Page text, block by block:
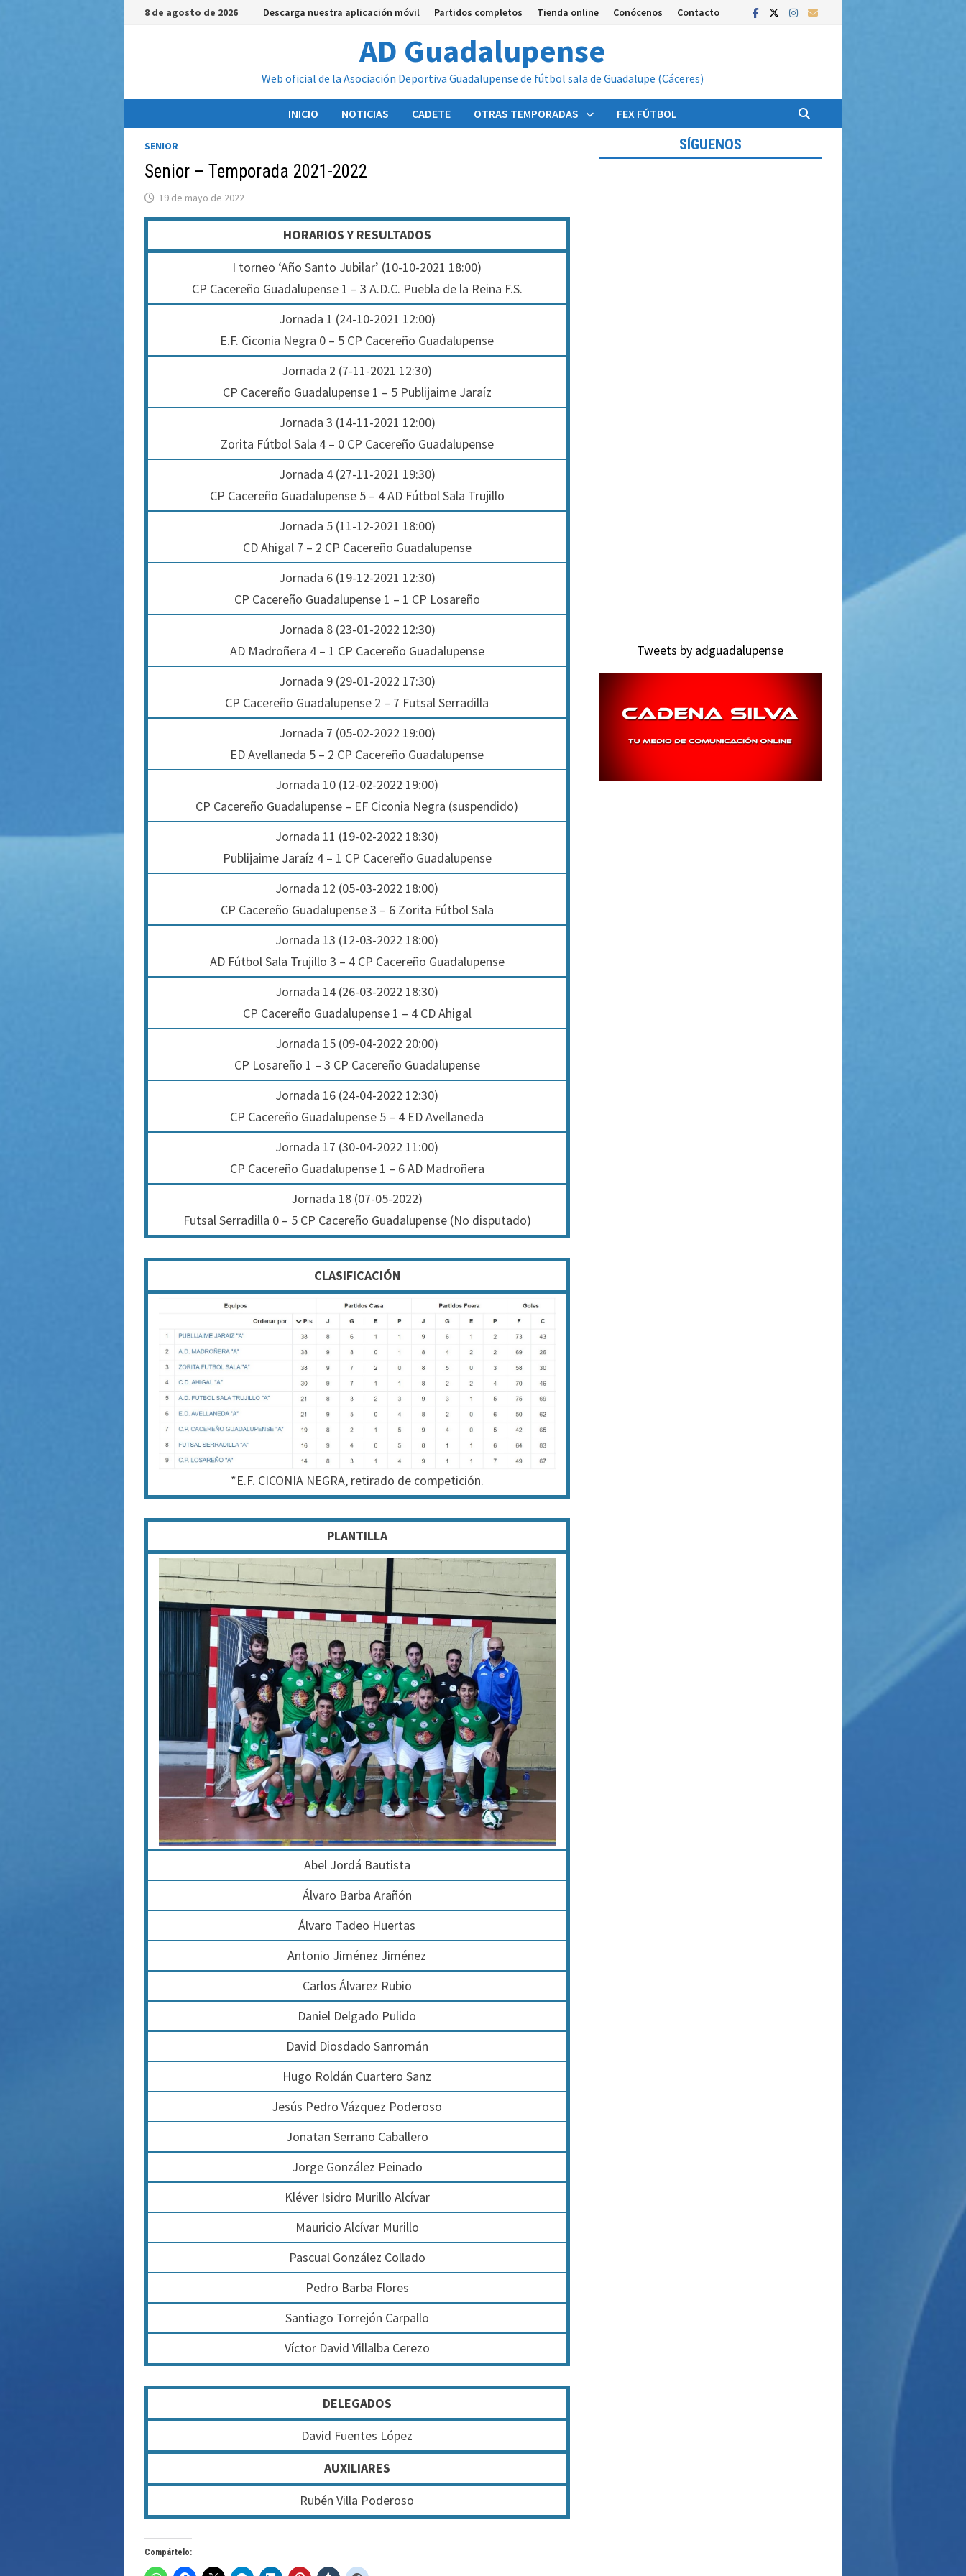
Saltar8 de agosto de 2026 Descarga nuestra aplicación móvil Partidos completos Tienda online Conócenos Contacto
AD Guadalupense
Web oficial de la Asociación Deportiva Guadalupense de fútbol sala de Guadalupe (Cáceres)
INICIO NOTICIAS CADETE OTRAS TEMPORADAS FEX FÚTBOL
SENIOR
Senior – Temporada 2021-2022
19 de mayo de 2022
HORARIOS Y RESULTADOS
I torneo ‘Año Santo Jubilar’ (10-10-2021 18:00)
CP Cacereño Guadalupense 1 – 3 A.D.C. Puebla de la Reina F.S.
Jornada 1 (24-10-2021 12:00)
E.F. Ciconia Negra 0 – 5 CP Cacereño Guadalupense
Jornada 2 (7-11-2021 12:30)
CP Cacereño Guadalupense 1 – 5 Publijaime Jaraíz
Jornada 3 (14-11-2021 12:00)
Zorita Fútbol Sala 4 – 0 CP Cacereño Guadalupense
Jornada 4 (27-11-2021 19:30)
CP Cacereño Guadalupense 5 – 4 AD Fútbol Sala Trujillo
Jornada 5 (11-12-2021 18:00)
CD Ahigal 7 – 2 CP Cacereño Guadalupense
Jornada 6 (19-12-2021 12:30)
CP Cacereño Guadalupense 1 – 1 CP Losareño
Jornada 8 (23-01-2022 12:30)
AD Madroñera 4 – 1 CP Cacereño Guadalupense
Jornada 9 (29-01-2022 17:30)
CP Cacereño Guadalupense 2 – 7 Futsal Serradilla
Jornada 7 (05-02-2022 19:00)
ED Avellaneda 5 – 2 CP Cacereño Guadalupense
Jornada 10 (12-02-2022 19:00)
CP Cacereño Guadalupense – EF Ciconia Negra (suspendido)
Jornada 11 (19-02-2022 18:30)
Publijaime Jaraíz 4 – 1 CP Cacereño Guadalupense
Jornada 12 (05-03-2022 18:00)
CP Cacereño Guadalupense 3 – 6 Zorita Fútbol Sala
Jornada 13 (12-03-2022 18:00)
AD Fútbol Sala Trujillo 3 – 4 CP Cacereño Guadalupense
Jornada 14 (26-03-2022 18:30)
CP Cacereño Guadalupense 1 – 4 CD Ahigal
Jornada 15 (09-04-2022 20:00)
CP Losareño 1 – 3 CP Cacereño Guadalupense
Jornada 16 (24-04-2022 12:30)
CP Cacereño Guadalupense 5 – 4 ED Avellaneda
Jornada 17 (30-04-2022 11:00)
CP Cacereño Guadalupense 1 – 6 AD Madroñera
Jornada 18 (07-05-2022)
Futsal Serradilla 0 – 5 CP Cacereño Guadalupense (No disputado)
CLASIFICACIÓN
*E.F. CICONIA NEGRA, retirado de competición.
PLANTILLA
Abel Jordá Bautista
Álvaro Barba Arañón
Álvaro Tadeo Huertas
Antonio Jiménez Jiménez
Carlos Álvarez Rubio
Daniel Delgado Pulido
David Diosdado Sanromán
Hugo Roldán Cuartero Sanz
Jesús Pedro Vázquez Poderoso
Jonatan Serrano Caballero
Jorge González Peinado
Kléver Isidro Murillo Alcívar
Mauricio Alcívar Murillo
Pascual González Collado
Pedro Barba Flores
Santiago Torrejón Carpallo
Víctor David Villalba Cerezo
DELEGADOS
David Fuentes López
AUXILIARES
Rubén Villa Poderoso
Compártelo:
SÍGUENOS
Tweets by adguadalupense